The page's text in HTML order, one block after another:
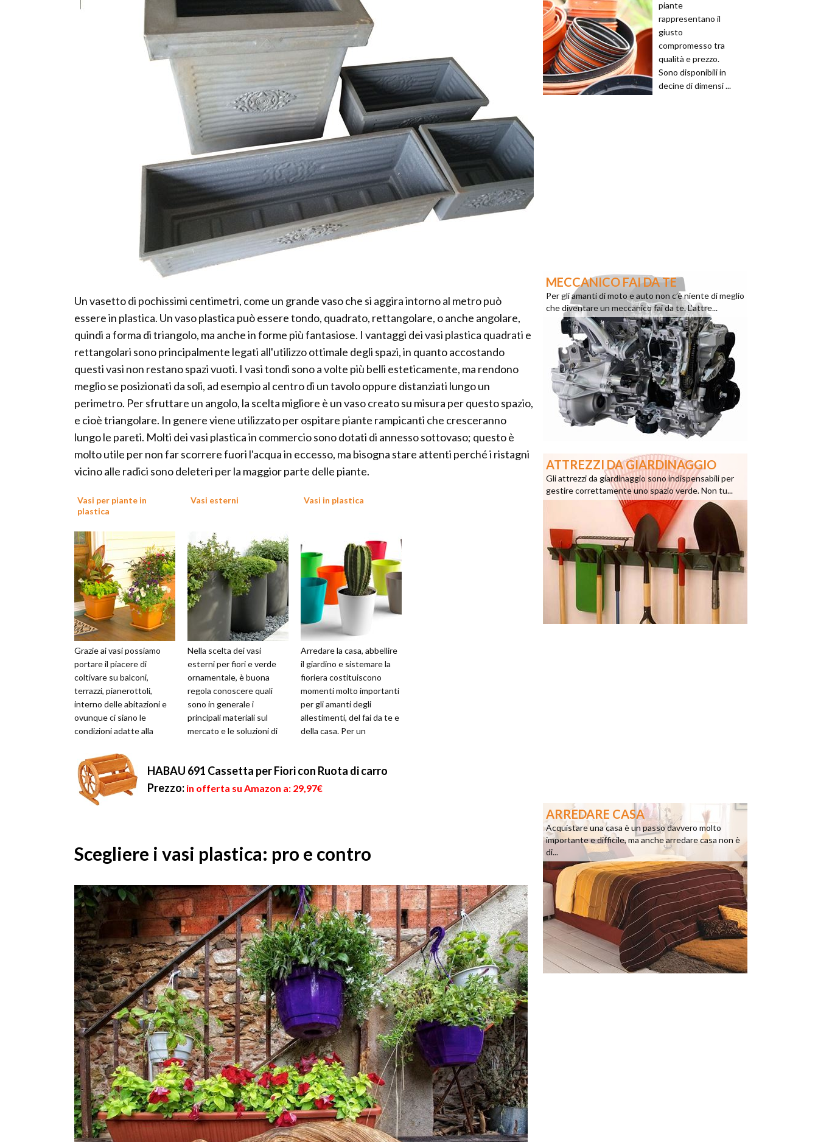
Un vasetto di pochissimi centimetri, come un grande vaso che si aggira intorno al metro può
essere in plastica. Un vaso plastica può essere tondo, quadrato, rettangolare, o anche angolare,
quindi a forma di triangolo, ma anche in forme più fantasiose. I vantaggi dei vasi plastica quadrati e
rettangolari sono principalmente legati all'utilizzo ottimale degli spazi, in quanto accostando
questi vasi non restano spazi vuoti. I vasi tondi sono a volte più belli esteticamente, ma rendono
meglio se posizionati da soli, ad esempio al centro di un tavolo oppure distanziati lungo un
perimetro. Per sfruttare un angolo, la scelta migliore è un vaso creato su misura per questo spazio,
e cioè triangolare. In genere viene utilizzato per ospitare piante rampicanti che cresceranno
lungo le pareti. Molti dei vasi plastica in commercio sono dotati di annesso sottovaso; questo è
molto utile per non far scorrere fuori l'acqua in eccesso, ma bisogna stare attenti perché i ristagni
vicino alle radici sono deleteri per la maggior parte delle piante.
Vasi per piante in
plastica
Grazie ai vasi possiamo
portare il piacere di
coltivare su balconi,
terrazzi, pianerottoli,
interno delle abitazioni e
ovunque ci siano le
condizioni adatte alla
Naturalmente il...
Vasi esterni
Nella scelta dei vasi
esterni per fiori e verde
ornamentale, è buona
regola conoscere quali
sono in generale i
principali materiali sul
mercato e le soluzioni di
Vasi in plastica
Arredare la casa, abbellire
il giardino e sistemare la
fioriera costituiscono
momenti molto importanti
per gli amanti degli
allestimenti, del fai da te e
della casa. Per un
HABAU 691 Cassetta per Fiori con Ruota di carro
Prezzo: in offerta su Amazon a: 29,97€
Scegliere i vasi plastica: pro e contro
piante
rappresentano il
giusto
compromesso tra
qualità e prezzo.
Sono disponibili in
decine di dimensi ...
MECCANICO FAI DA TE
Per gli amanti di moto e auto non c’è niente di meglio
che diventare un meccanico fai da te. L’attre...
ATTREZZI DA GIARDINAGGIO
Gli attrezzi da giardinaggio sono indispensabili per
gestire correttamente uno spazio verde. Non tu...
ARREDARE CASA
Acquistare una casa è un passo davvero molto
importante e difficile, ma anche arredare casa non è
di...